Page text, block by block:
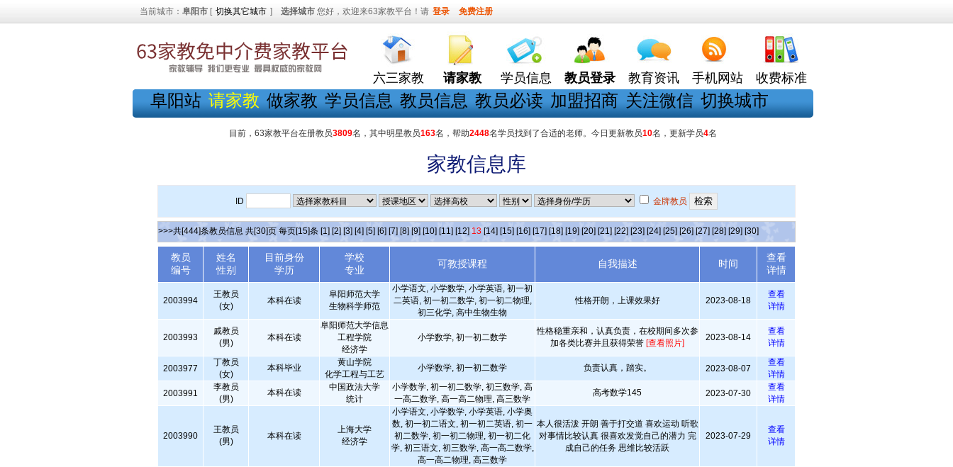
当前城市： 阜阳市 [ 切换其它城市 ] 选择城市 您好，欢迎来63家教平台！请 登录 免费注册
六三家教 请家教 学员信息 教员登录 教育资讯 手机网站 收费标准
阜阳站 请家教 做家教 学员信息 教员信息 教员必读 加盟招商 关注微信 切换城市
目前，63家教平台在册教员3809名，其中明星教员163名，帮助2448名学员找到了合适的老师。今日更新教员10名，更新学员4名
家教信息库
ID 金牌教员
>>>共[444]条教员信息 共[30]页 每页[15]条 [1] [2] [3] [4] [5] [6] [7] [8] [9] [10] [11] [12] 13 [14] [15] [16] [17] [18] [19] [20] [21] [22] [23] [24] [25] [26] [27] [28] [29] [30]
教员
编号
姓名
性别
目前身份
学历
学校
专业
可教授课程 自我描述 时间
查看
详情
2003994
王教员
(女)
本科在读
阜阳师范大学
生物科学师范
小学语文, 小学数学, 小学英语, 初一初
二英语, 初一初二数学, 初一初二物理,
初三化学, 高中生物生物
性格开朗，上课效果好 2023-08-18
查看
详情
2003993
戚教员
(男)
本科在读
阜阳师范大学信息
工程学院
经济学
小学数学, 初一初二数学
性格稳重亲和，认真负责，在校期间多次参
加各类比赛并且获得荣誉 [查看照片]
2023-08-14
查看
详情
2003977
丁教员
(女)
本科毕业
黄山学院
化学工程与工艺
小学数学, 初一初二数学 负责认真，踏实。 2023-08-07
查看
详情
2003991
李教员
(男)
本科在读
中国政法大学
统计
小学数学, 初一初二数学, 初三数学, 高
一高二数学, 高一高二物理, 高三数学
高考数学145 2023-07-30
查看
详情
2003990
王教员
(男)
本科在读
上海大学
经济学
小学语文, 小学数学, 小学英语, 小学奥
数, 初一初二语文, 初一初二英语, 初一
初二数学, 初一初二物理, 初一初二化
学, 初三语文, 初三数学, 高一高二数学,
高一高二物理, 高三数学
本人很活泼 开朗 善于打交道 喜欢运动 听歌
对事情比较认真 很喜欢发觉自己的潜力 完
成自己的任务 思维比较活跃
2023-07-29
查看
详情